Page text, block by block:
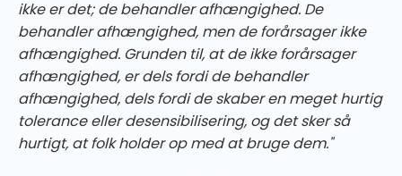
ikke er det; de behandler afhængighed. De
behandler afhængighed, men de forårsager ikke
afhængighed. Grunden til, at de ikke forårsager
afhængighed, er dels fordi de behandler
afhængighed, dels fordi de skaber en meget hurtig
tolerance eller desensibilisering, og det sker så
hurtigt, at folk holder op med at bruge dem."